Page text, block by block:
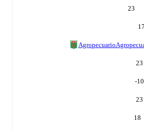
23
17
Agropecuario
23
-10
23
18